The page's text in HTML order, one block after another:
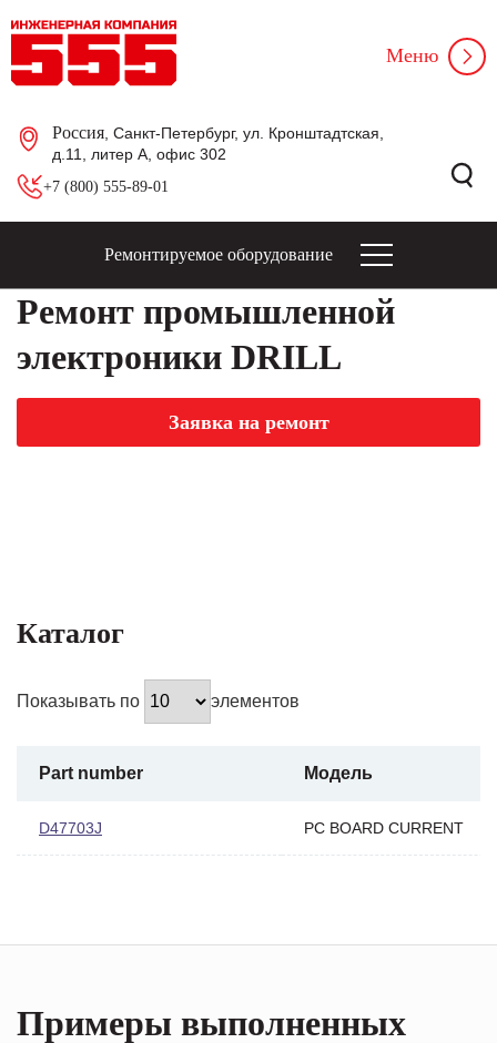
Россия , Санкт-Петербург, ул. Кронштадтская,
д.11, литер А, офис 302
+7 (800) 555-89-01
Меню
Ремонтируемое оборудование
Ремонт промышленной
электроники DRILL
Заявка на ремонт
Каталог
Показывать по элементов
Part number Модель
D47703J PC BOARD CURRENT
Примеры выполненных